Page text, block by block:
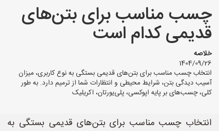
استان ها
چسب مناسب برای بتن‌های
قدیمی کدام است
خلاصه
1404/09/26
انتخاب چسب مناسب برای بتن‌های قدیمی بستگی به نوع کاربری، میزان
آسیب دیدگی بتن، شرایط محیطی و انتظارات شما از ترمیم دارد. به طور
کلی، چسب‌های بر پایه اپوکسی، پلی‌یورتان، اکریلیک
انتخاب چسب مناسب برای بتن‌های قدیمی بستگی به